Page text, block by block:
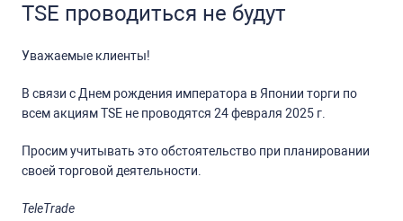
TSE проводиться не будут
Уважаемые клиенты!
В связи с Днем рождения императора в Японии торги по
всем акциям TSE не проводятся 24 февраля 2025 г.
Просим учитывать это обстоятельство при планировании
своей торговой деятельности.
TeleTrade